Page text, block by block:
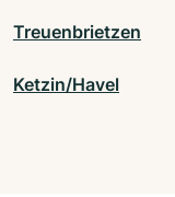
Treuenbrietzen
Ketzin/Havel